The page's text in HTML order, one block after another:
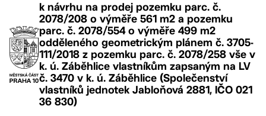
k návrhu na prodej pozemku parc. č.
2078/208 o výměře 561 m2 a pozemku
parc. č. 2078/554 o výměře 499 m2
odděleného geometrickým plánem č. 3705-
111/2018 z pozemku parc. č. 2078/258 vše v
k. ú. Záběhlice vlastníkům zapsaným na LV
č. 3470 v k. ú. Záběhlice (Společenství
vlastníků jednotek Jabloňová 2881, IČO 021
36 830)